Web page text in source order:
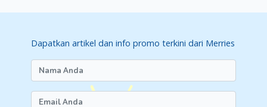
Dapatkan artikel dan info promo terkini dari Merries